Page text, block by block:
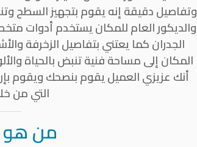
وتفاصيل دقيقة إنه يقوم بتجهيز السطح
والديكور العام للمكان يستخدم أدوات
الجدران كما يعتني بتفاصيل الزخرفة
المكان إلى مساحة فنية تنبض بالحياة
أنك عزيزي العميل يقوم بنصحك ويقوم
التي من
من هو